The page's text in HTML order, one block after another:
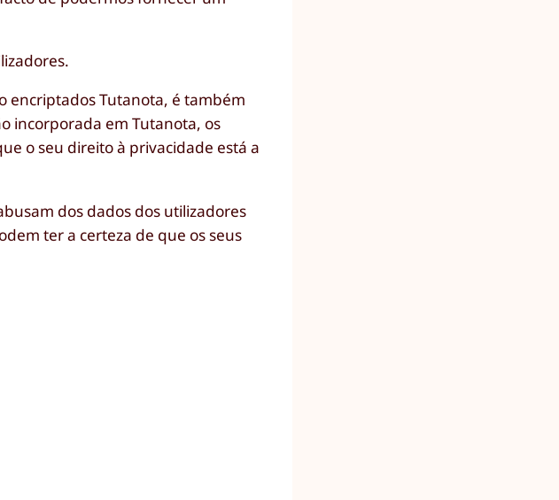
encriptados Tutanota, é também
incorporada em Tutanota, os
o seu direito à privacidade está a
dos dados dos utilizadores
ter a certeza de que os seus